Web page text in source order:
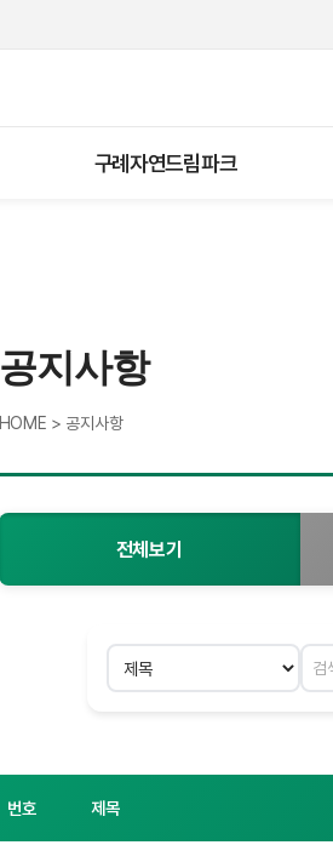
구례자연드림파크
공지사항
HOME > 공지사항
전체보기
검색 분야
검색어 입력
번호 제목